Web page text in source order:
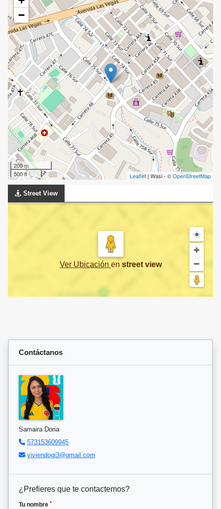
−
200 m
500 ft
Leaflet | Wasi - ©OpenStreetMap
Street View
Ver Ubicación en street view
Contáctanos
Samaira Doria
573153609945
viviendogi3@gmail.com
¿Prefieres que te contactemos?
Tu nombre *